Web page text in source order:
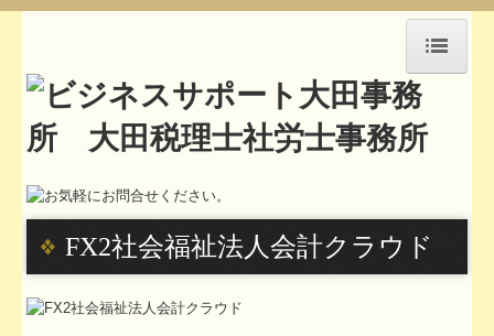
HOME
アクセス
セミナー紹介
事務所通信
FX2社会福祉法人会計クラウド